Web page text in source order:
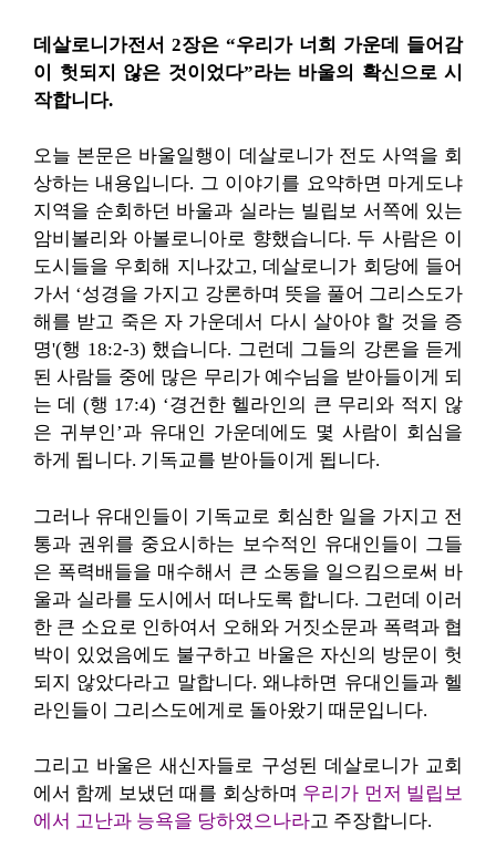
데살로니가전서 2장은 “우리가 너희 가운데 들어감
이 헛되지 않은 것이었다”라는 바울의 확신으로 시
작합니다.
오늘 본문은 바울일행이 데살로니가 전도 사역을 회
상하는 내용입니다. 그 이야기를 요약하면 마게도냐
지역을 순회하던 바울과 실라는 빌립보 서쪽에 있는
암비볼리와 아볼로니아로 향했습니다. 두 사람은 이
도시들을 우회해 지나갔고, 데살로니가 회당에 들어
가서 ‘성경을 가지고 강론하며 뜻을 풀어 그리스도가
해를 받고 죽은 자 가운데서 다시 살아야 할 것을 증
명'(행 18:2-3) 했습니다. 그런데 그들의 강론을 듣게
된 사람들 중에 많은 무리가 예수님을 받아들이게 되
는 데 (행 17:4) ‘경건한 헬라인의 큰 무리와 적지 않
은 귀부인’과 유대인 가운데에도 몇 사람이 회심을
하게 됩니다. 기독교를 받아들이게 됩니다.
그러나 유대인들이 기독교로 회심한 일을 가지고 전
통과 권위를 중요시하는 보수적인 유대인들이 그들
은 폭력배들을 매수해서 큰 소동을 일으킴으로써 바
울과 실라를 도시에서 떠나도록 합니다. 그런데 이러
한 큰 소요로 인하여서 오해와 거짓소문과 폭력과 협
박이 있었음에도 불구하고 바울은 자신의 방문이 헛
되지 않았다라고 말합니다. 왜냐하면 유대인들과 헬
라인들이 그리스도에게로 돌아왔기 때문입니다.
그리고 바울은 새신자들로 구성된 데살로니가 교회
에서 함께 보냈던 때를 회상하며 우리가 먼저 빌립보
에서 고난과 능욕을 당하였으나라고 주장합니다.